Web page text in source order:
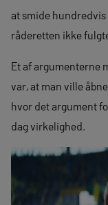
at smide
råderetten ikke
Et af argumenterne
var, at man ville
hvor det argument
dag virkelighed.